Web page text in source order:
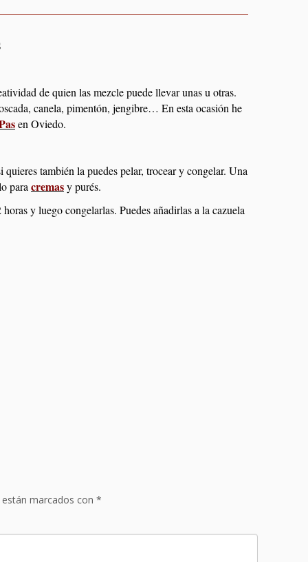
de quien las mezcle puede llevar unas u otras.
canela, pimentón, jengibre… En esta ocasión he
en Oviedo.
también la puedes pelar, trocear y congelar. Una
para cremasy purés.
y luego congelarlas. Puedes añadirlas a la cazuela
marcados con *